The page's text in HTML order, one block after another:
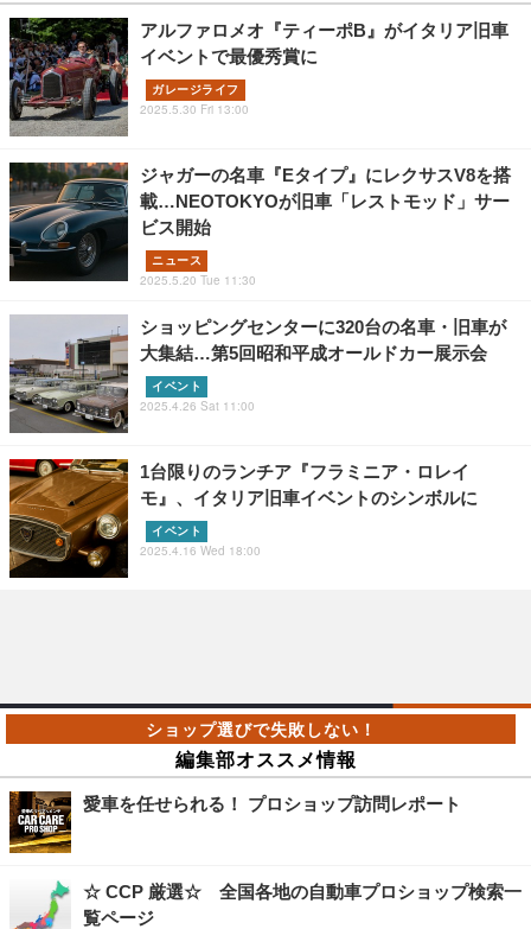
アルファロメオ『ティーポB』がイタリア旧車
イベントで最優秀賞に
ガレージライフ
2025.5.30 Fri 13:00
ジャガーの名車『Eタイプ』にレクサスV8を搭
載…NEOTOKYOが旧車「レストモッド」サー
ビス開始
ニュース
2025.5.20 Tue 11:30
ショッピングセンターに320台の名車・旧車が
大集結…第5回昭和平成オールドカー展示会
イベント
2025.4.26 Sat 11:00
1台限りのランチア『フラミニア・ロレイ
モ』、イタリア旧車イベントのシンボルに
イベント
2025.4.16 Wed 18:00
編集部オススメ情報
愛車を任せられる！ プロショップ訪問レポート
☆ CCP 厳選☆ 全国各地の自動車プロショップ検索一
覧ページ